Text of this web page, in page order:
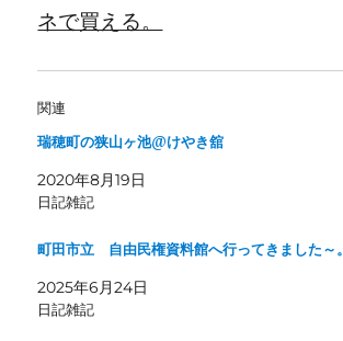
ネで買える。
関連
瑞穂町の狭山ヶ池@けやき舘
2020年8月19日
日記雑記
町田市立 自由民権資料館へ行ってきました～。
2025年6月24日
日記雑記